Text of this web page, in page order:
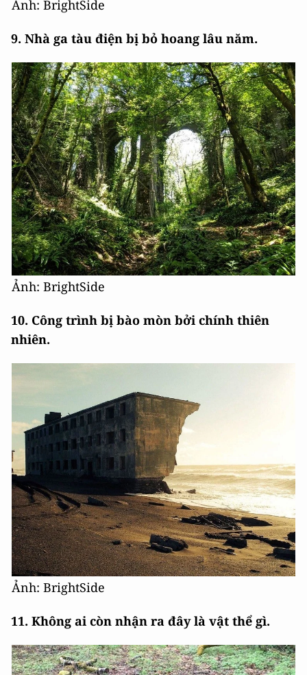
Ảnh: BrightSide
9. Nhà ga tàu điện bị bỏ hoang lâu năm.
Ảnh: BrightSide
10. Công trình bị bào mòn bởi chính thiên
nhiên.
Ảnh: BrightSide
11. Không ai còn nhận ra đây là vật thể gì.